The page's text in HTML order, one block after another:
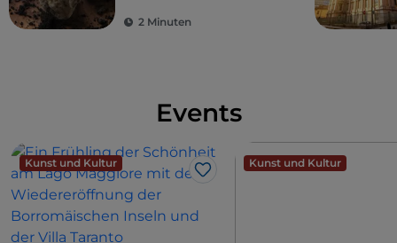
2 Minuten
Events
Kunst und Kultur
Like
Kunst und Kultur